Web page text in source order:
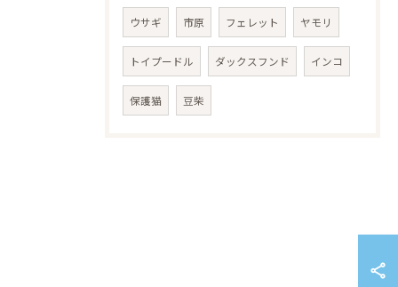
ウサギ 市原 フェレット ヤモリ
トイプードル ダックスフンド インコ
保護猫 豆柴